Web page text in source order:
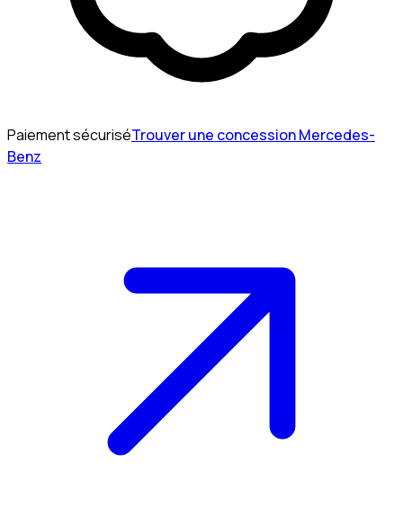
Paiement sécuriséTrouver une concession Mercedes-
Benz